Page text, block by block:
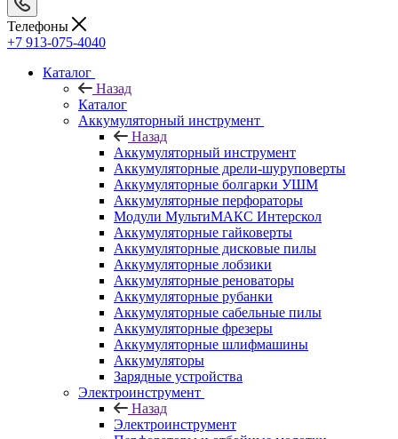
Телефоны
+7 913-075-4040
Каталог
Назад
Каталог
Аккумуляторный инструмент
Назад
Аккумуляторный инструмент
Аккумуляторные дрели-шуруповерты
Аккумуляторные болгарки УШМ
Аккумуляторные перфораторы
Модули МультиМАКС Интерскол
Аккумуляторные гайковерты
Аккумуляторные дисковые пилы
Аккумуляторные лобзики
Аккумуляторные реноваторы
Аккумуляторные рубанки
Аккумуляторные сабельные пилы
Аккумуляторные фрезеры
Аккумуляторные шлифмашины
Аккумуляторы
Зарядные устройства
Электроинструмент
Назад
Электроинструмент